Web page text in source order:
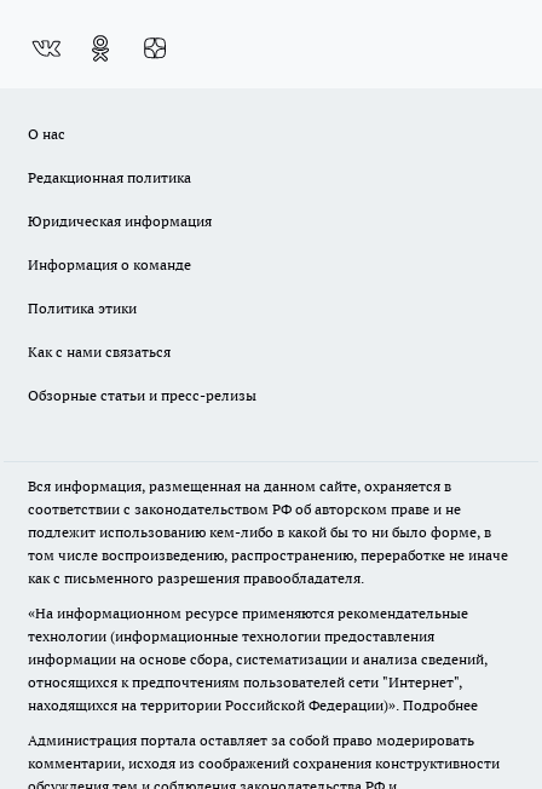
О нас
Редакционная политика
Юридическая информация
Информация о команде
Политика этики
Как с нами связаться
Обзорные статьи и пресс-релизы
Вся информация, размещенная на данном сайте, охраняется в
соответствии с законодательством РФ об авторском праве и не
подлежит использованию кем-либо в какой бы то ни было форме, в
том числе воспроизведению, распространению, переработке не иначе
как с письменного разрешения правообладателя.
«На информационном ресурсе применяются рекомендательные
технологии (информационные технологии предоставления
информации на основе сбора, систематизации и анализа сведений,
относящихся к предпочтениям пользователей сети "Интернет",
находящихся на территории Российской Федерации)». Подробнее
Администрация портала оставляет за собой право модерировать
комментарии, исходя из соображений сохранения конструктивности